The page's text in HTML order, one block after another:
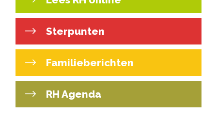
Sterpunten
Familieberichten
RH Agenda